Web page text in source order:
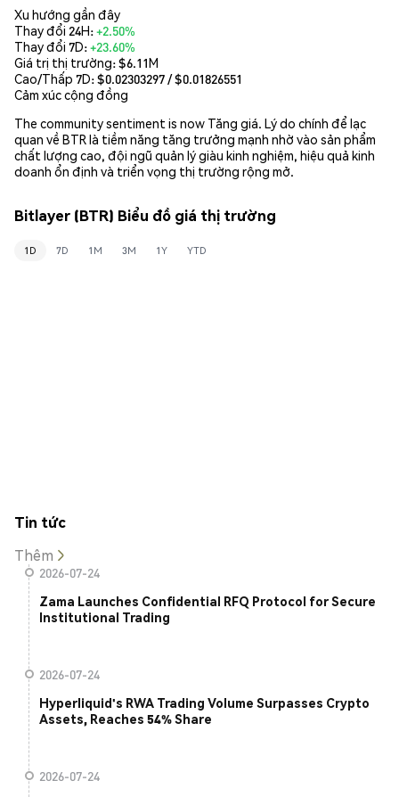
Xu hướng gần đây
Thay đổi 24H:+2.50%
Thay đổi 7D:+23.60%
Giá trị thị trường:$6.11M
Cao/Thấp 7D: $0.02303297/ $0.01826551
Cảm xúc cộng đồng
The community sentiment is now Tăng giá. Lý do chính để lạc
quan về BTR là tiềm năng tăng trưởng mạnh nhờ vào sản phẩm
chất lượng cao, đội ngũ quản lý giàu kinh nghiệm, hiệu quả kinh
doanh ổn định và triển vọng thị trường rộng mở.
Bitlayer (BTR) Biểu đồ giá thị trường
1D 7D 1M 3M 1Y YTD
Tin tức
Thêm
2026-07-24
Zama Launches Confidential RFQ Protocol for Secure
Institutional Trading
2026-07-24
Hyperliquid's RWA Trading Volume Surpasses Crypto
Assets, Reaches 54% Share
2026-07-24